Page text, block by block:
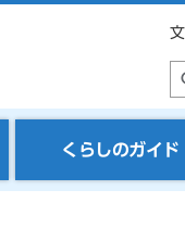
くらしのガイド